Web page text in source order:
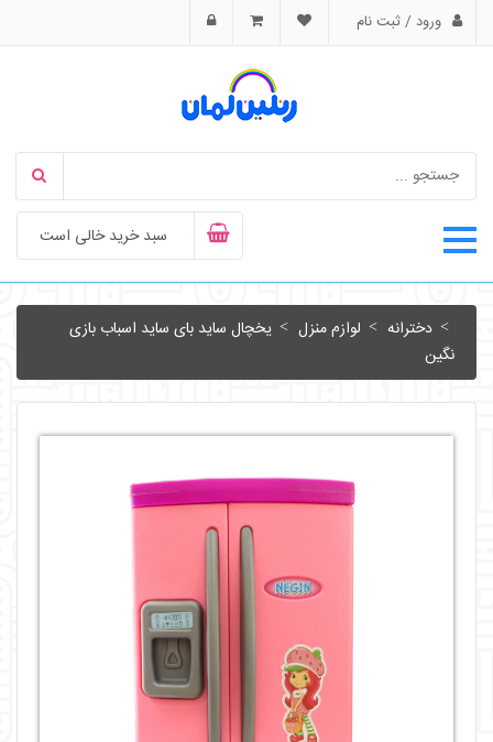
ورود / ثبت نام
سبد خرید خالی است
دخترانه لوازم منزل
یخچال ساید بای ساید اسباب بازی
نگین